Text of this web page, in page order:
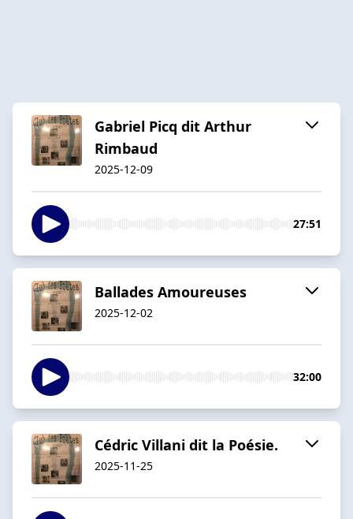
Gabriel Picq dit Arthur
Rimbaud
2025-12-09
27:51
Ballades Amoureuses
2025-12-02
32:00
Cédric Villani dit la Poésie.
2025-11-25